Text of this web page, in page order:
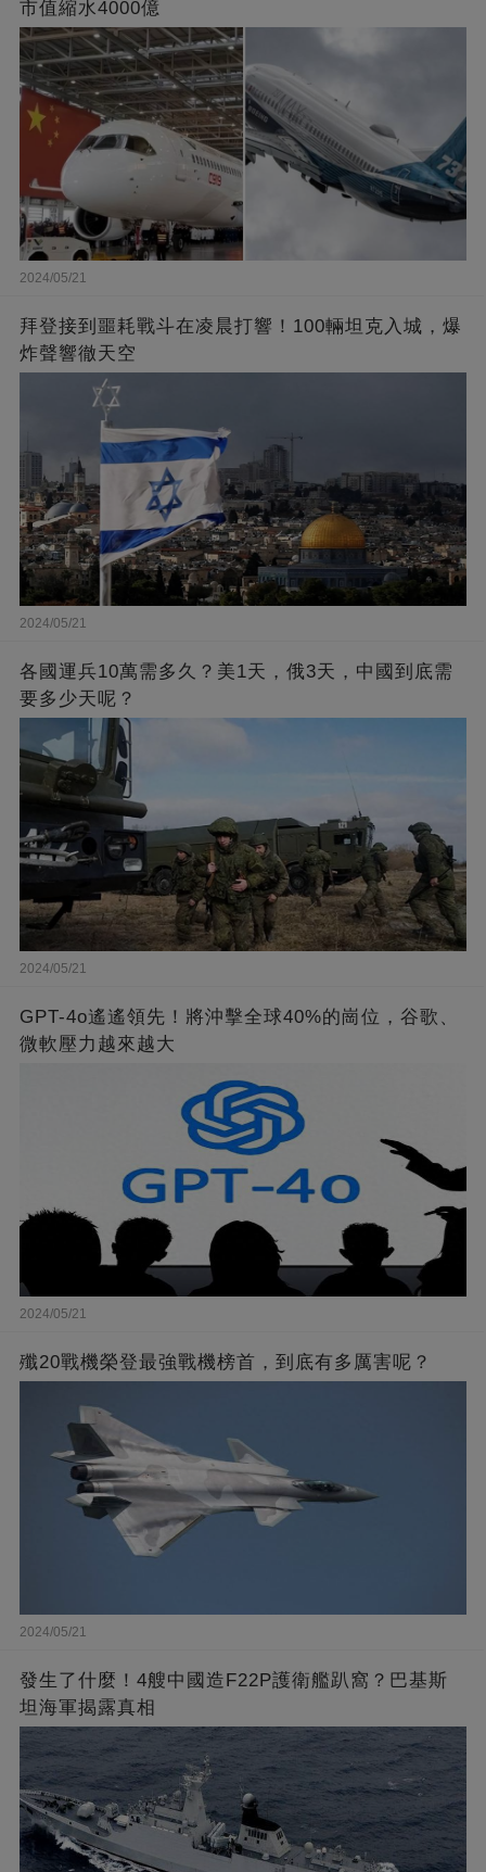
市值縮水4000億
2024/05/21
拜登接到噩耗戰斗在凌晨打響！100輛坦克入城，爆
炸聲響徹天空
2024/05/21
各國運兵10萬需多久？美1天，俄3天，中國到底需
要多少天呢？
2024/05/21
GPT-4o遙遙領先！將沖擊全球40%的崗位，谷歌、
微軟壓力越來越大
2024/05/21
殲20戰機榮登最強戰機榜首，到底有多厲害呢？
2024/05/21
發生了什麼！4艘中國造F22P護衛艦趴窩？巴基斯
坦海軍揭露真相